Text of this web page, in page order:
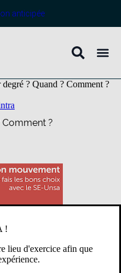
anticipée
? Quand ? Comment ?
?
!
lieu d'exercice afin que